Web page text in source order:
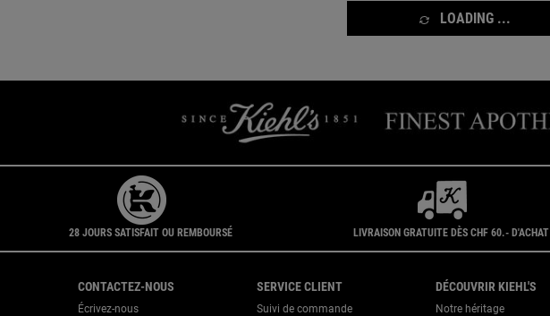
LOADING ...
28 JOURS SATISFAIT OU REMBOURSÉ LIVRAISON GRATUITE DÈS CHF 60.- D'ACHAT
CONTACTEZ-NOUS
Écrivez-nous
SERVICE CLIENT
Suivi de commande
DÉCOUVRIR KIEHL'S
Notre héritage